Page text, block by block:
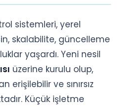
sistemleri, yerel
skalabilite, güncelleme
yaşardı. Yeni nesil
üzerine kurulu olup,
erişilebilir ve sınırsız
Küçük işletme